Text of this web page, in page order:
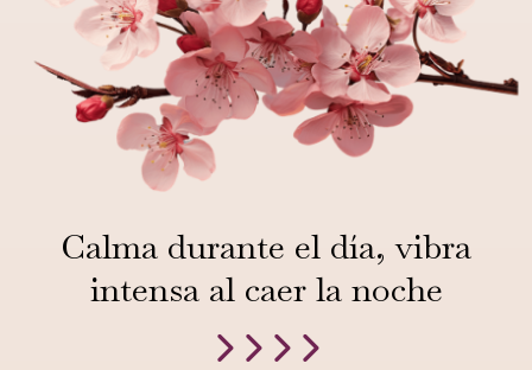
Calma durante el día, vibra
intensa al caer la noche